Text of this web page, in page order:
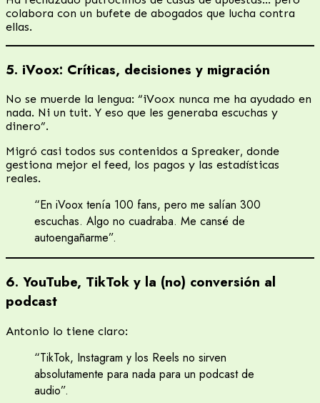
colabora con un bufete de abogados que lucha contra
ellas.
5. iVoox: Críticas, decisiones y migración
No se muerde la lengua: “iVoox nunca me ha ayudado en
nada. Ni un tuit. Y eso que les generaba escuchas y
dinero”.
Migró casi todos sus contenidos a Spreaker, donde
gestiona mejor el feed, los pagos y las estadísticas
reales.
“En iVoox tenía 100 fans, pero me salían 300
escuchas. Algo no cuadraba. Me cansé de
autoengañarme”.
6. YouTube, TikTok y la (no) conversión al
podcast
Antonio lo tiene claro:
“TikTok, Instagram y los Reels no sirven
absolutamente para nada para un podcast de
audio”.